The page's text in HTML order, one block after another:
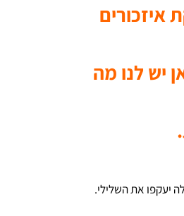
איזכורים
יש לנו מה
יעקפו את השלילי.